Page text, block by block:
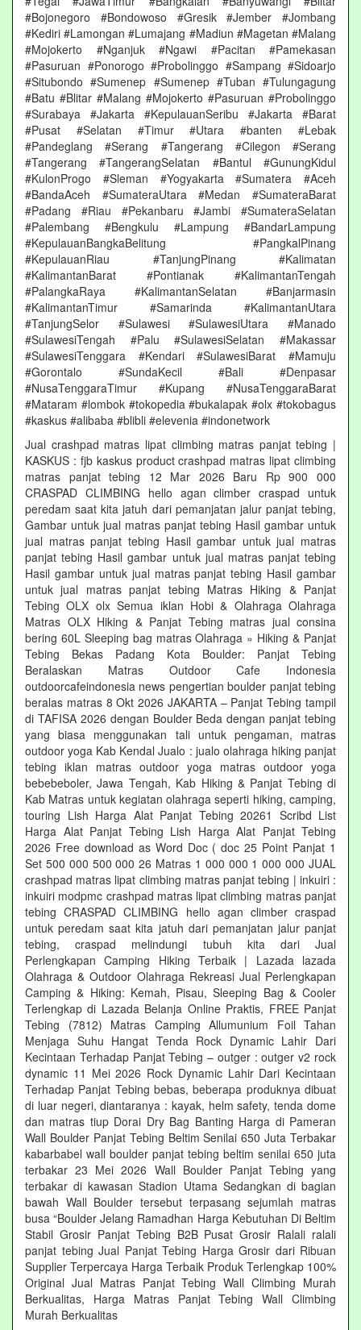
#Bojonegoro #Bondowoso #Gresik #Jember #Jombang
#Kediri #Lamongan #Lumajang #Madiun #Magetan #Malang
#Mojokerto #Nganjuk #Ngawi #Pacitan #Pamekasan
#Pasuruan #Ponorogo #Probolinggo #Sampang #Sidoarjo
#Situbondo #Sumenep #Sumenep #Tuban #Tulungagung
#Batu #Blitar #Malang #Mojokerto #Pasuruan #Probolinggo
#Surabaya #Jakarta #KepulauanSeribu #Jakarta #Barat
#Pusat #Selatan #Timur #Utara #banten #Lebak
#Pandeglang #Serang #Tangerang #Cilegon #Serang
#Tangerang #TangerangSelatan #Bantul #GunungKidul
#KulonProgo #Sleman #Yogyakarta #Sumatera #Aceh
#BandaAceh #SumateraUtara #Medan #SumateraBarat
#Padang #Riau #Pekanbaru #Jambi #SumateraSelatan
#Palembang #Bengkulu #Lampung #BandarLampung
#KepulauanBangkaBelitung #PangkalPinang
#KepulauanRiau #TanjungPinang #Kalimatan
#KalimantanBarat #Pontianak #KalimantanTengah
#PalangkaRaya #KalimantanSelatan #Banjarmasin
#KalimantanTimur #Samarinda #KalimantanUtara
#TanjungSelor #Sulawesi #SulawesiUtara #Manado
#SulawesiTengah #Palu #SulawesiSelatan #Makassar
#SulawesiTenggara #Kendari #SulawesiBarat #Mamuju
#Gorontalo #SundaKecil #Bali #Denpasar
#NusaTenggaraTimur #Kupang #NusaTenggaraBarat
#Mataram #lombok #tokopedia #bukalapak #olx #tokobagus
#kaskus #alibaba #blibli #elevenia #indonetwork
Jual crashpad matras lipat climbing matras panjat tebing |
KASKUS : fjb kaskus product crashpad matras lipat climbing
matras panjat tebing 12 Mar 2026 Baru Rp 900 000
CRASPAD CLIMBING hello agan climber craspad untuk
peredam saat kita jatuh dari pemanjatan jalur panjat tebing,
Gambar untuk jual matras panjat tebing Hasil gambar untuk
jual matras panjat tebing Hasil gambar untuk jual matras
panjat tebing Hasil gambar untuk jual matras panjat tebing
Hasil gambar untuk jual matras panjat tebing Hasil gambar
untuk jual matras panjat tebing Matras Hiking & Panjat
Tebing OLX olx Semua iklan Hobi & Olahraga Olahraga
Matras OLX Hiking & Panjat Tebing matras jual consina
bering 60L Sleeping bag matras Olahraga » Hiking & Panjat
Tebing Bekas Padang Kota Boulder: Panjat Tebing
Beralaskan Matras Outdoor Cafe Indonesia
outdoorcafeindonesia news pengertian boulder panjat tebing
beralas matras 8 Okt 2026 JAKARTA – Panjat Tebing tampil
di TAFISA 2026 dengan Boulder Beda dengan panjat tebing
yang biasa menggunakan tali untuk pengaman, matras
outdoor yoga Kab Kendal Jualo : jualo olahraga hiking panjat
tebing iklan matras outdoor yoga matras outdoor yoga
bebebeboler, Jawa Tengah, Kab Hiking & Panjat Tebing di
Kab Matras untuk kegiatan olahraga seperti hiking, camping,
touring Lish Harga Alat Panjat Tebing 20261 Scribd List
Harga Alat Panjat Tebing Lish Harga Alat Panjat Tebing
2026 Free download as Word Doc ( doc 25 Point Panjat 1
Set 500 000 500 000 26 Matras 1 000 000 1 000 000 JUAL
crashpad matras lipat climbing matras panjat tebing | inkuiri :
inkuiri modpmc crashpad matras lipat climbing matras panjat
tebing CRASPAD CLIMBING hello agan climber craspad
untuk peredam saat kita jatuh dari pemanjatan jalur panjat
tebing, craspad melindungi tubuh kita dari Jual
Perlengkapan Camping Hiking Terbaik | Lazada lazada
Olahraga & Outdoor Olahraga Rekreasi Jual Perlengkapan
Camping & Hiking: Kemah, Pisau, Sleeping Bag & Cooler
Terlengkap di Lazada Belanja Online Praktis, FREE Panjat
Tebing (7812) Matras Camping Allumunium Foil Tahan
Menjaga Suhu Hangat Tenda Rock Dynamic Lahir Dari
Kecintaan Terhadap Panjat Tebing – outger : outger v2 rock
dynamic 11 Mei 2026 Rock Dynamic Lahir Dari Kecintaan
Terhadap Panjat Tebing bebas, beberapa produknya dibuat
di luar negeri, diantaranya : kayak, helm safety, tenda dome
dan matras tiup Dorai Dry Bag Banting Harga di Pameran
Wall Boulder Panjat Tebing Beltim Senilai 650 Juta Terbakar
kabarbabel wall boulder panjat tebing beltim senilai 650 juta
terbakar 23 Mei 2026 Wall Boulder Panjat Tebing yang
terbakar di kawasan Stadion Utama Sedangkan di bagian
bawah Wall Boulder tersebut terpasang sejumlah matras
busa “Boulder Jelang Ramadhan Harga Kebutuhan Di Beltim
Stabil Grosir Panjat Tebing B2B Pusat Grosir Ralali‎ ralali
panjat tebing‎ Jual Panjat Tebing Harga Grosir dari Ribuan
Supplier Terpercaya Harga Terbaik Produk Terlengkap 100%
Original Jual Matras Panjat Tebing Wall Climbing Murah
Berkualitas, Harga Matras Panjat Tebing Wall Climbing
Murah Berkualitas